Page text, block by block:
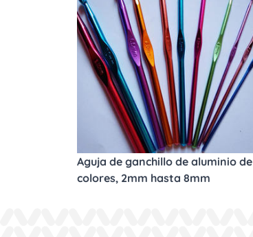
Aguja de ganchillo de aluminio de
colores, 2mm hasta 8mm